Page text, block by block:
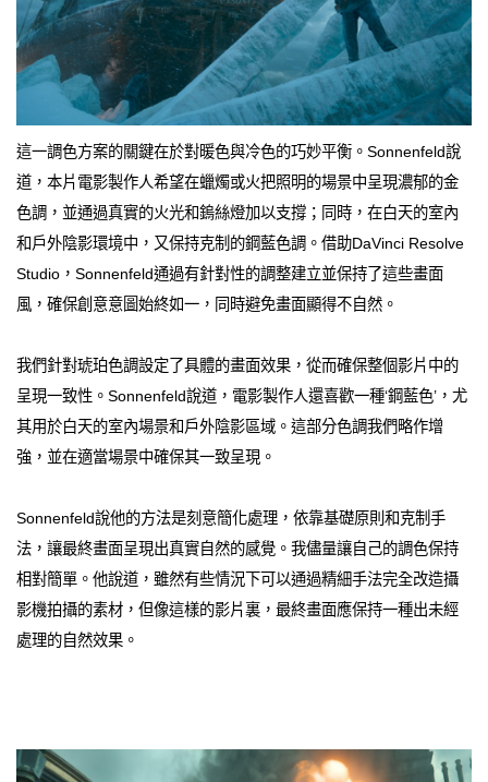
這一調色方案的關鍵在於對暖色與冷色的巧妙平衡。Sonnenfeld說
道，本片電影製作人希望在蠟燭或火把照明的場景中呈現濃郁的金
色調，並通過真實的火光和鎢絲燈加以支撐；同時，在白天的室內
和戶外陰影環境中，又保持克制的鋼藍色調。借助DaVinci Resolve
Studio，Sonnenfeld通過有針對性的調整建立並保持了這些畫面
風，確保創意意圖始終如一，同時避免畫面顯得不自然。
我們針對琥珀色調設定了具體的畫面效果，從而確保整個影片中的
呈現一致性。Sonnenfeld說道，電影製作人還喜歡一種‘鋼藍色’，尤
其用於白天的室內場景和戶外陰影區域。這部分色調我們略作增
強，並在適當場景中確保其一致呈現。
Sonnenfeld說他的方法是刻意簡化處理，依靠基礎原則和克制手
法，讓最終畫面呈現出真實自然的感覺。我儘量讓自己的調色保持
相對簡單。他說道，雖然有些情況下可以通過精細手法完全改造攝
影機拍攝的素材，但像這樣的影片裏，最終畫面應保持一種出未經
處理的自然效果。